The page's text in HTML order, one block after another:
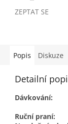
ZEPTAT SE
Popis Diskuze
Detailní
Dávkování:
Ruční praní: